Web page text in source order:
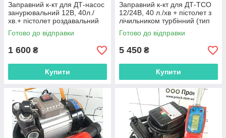
Заправний к-кт для ДТ-насос
занурювальний 12В, 40л./
хв.+ пістолет роздавальний
Механічний (алюміній)
Готово до відправки
1 600 ₴
Купити
Заправний к-кт для ДТ-ТСО
12/24В, 40 л./хв + пістолет з
лічильником турбінний (тип
ВЛ)
Готово до відправки
5 450 ₴
Купити